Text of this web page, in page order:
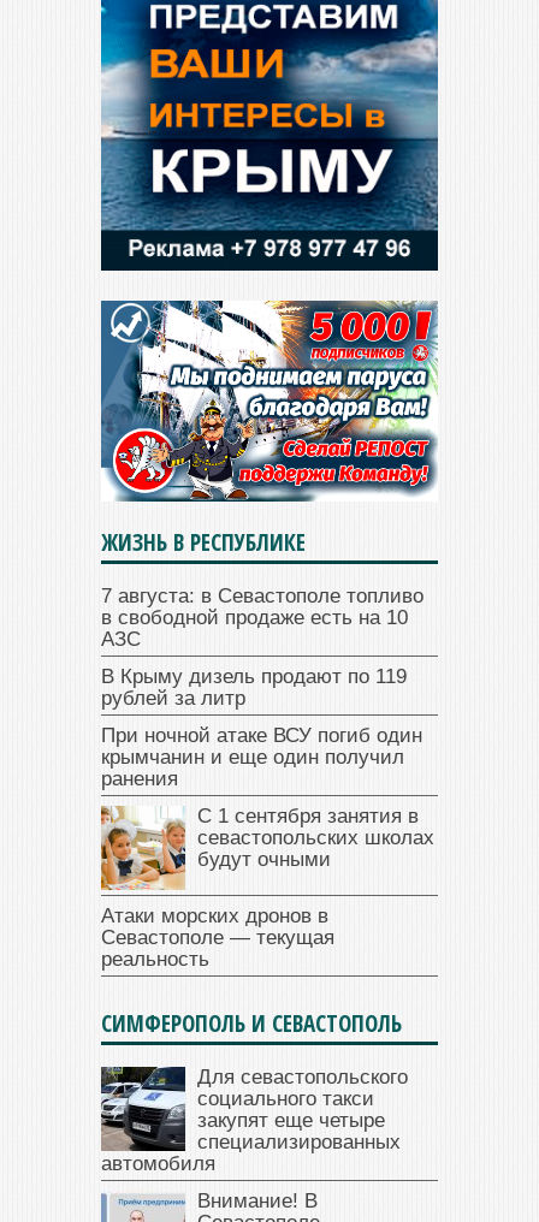
ЖИЗНЬ В РЕСПУБЛИКЕ
7 августа: в Севастополе топливо
в свободной продаже есть на 10
АЗС
В Крыму дизель продают по 119
рублей за литр
При ночной атаке ВСУ погиб один
крымчанин и еще один получил
ранения
С 1 сентября занятия в
севастопольских школах
будут очными
Атаки морских дронов в
Севастополе — текущая
реальность
СИМФЕРОПОЛЬ И СЕВАСТОПОЛЬ
Для севастопольского
социального такси
закупят еще четыре
специализированных
автомобиля
Внимание! В